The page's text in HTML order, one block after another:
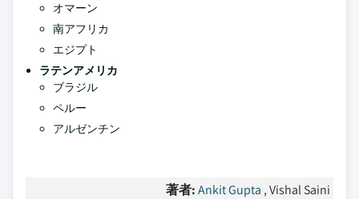
オマーン
南アフリカ
エジプト
ラテンアメリカ
ブラジル
ペルー
アルゼンチン
著者:Ankit Gupta , Vishal Saini